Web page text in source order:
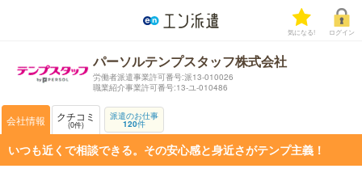
気になる! ログイン
パーソルテンプスタッフ株式会社
労働者派遣事業許可番号:派13-010026
職業紹介事業許可番号:13-ユ-010486
会社情報 クチコミ
0件
派遣のお仕事
120件
いつも近くで相談できる。その安心感と身近さがテンプ主義！